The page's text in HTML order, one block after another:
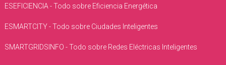
ESEFICIENCIA - Todo sobre Eficiencia Energética
ESMARTCITY - Todo sobre Ciudades Inteligentes
SMARTGRIDSINFO - Todo sobre Redes Eléctricas Inteligentes